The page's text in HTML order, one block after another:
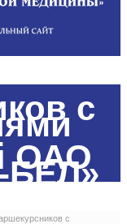
с
ОАО
БЕЛ»
с